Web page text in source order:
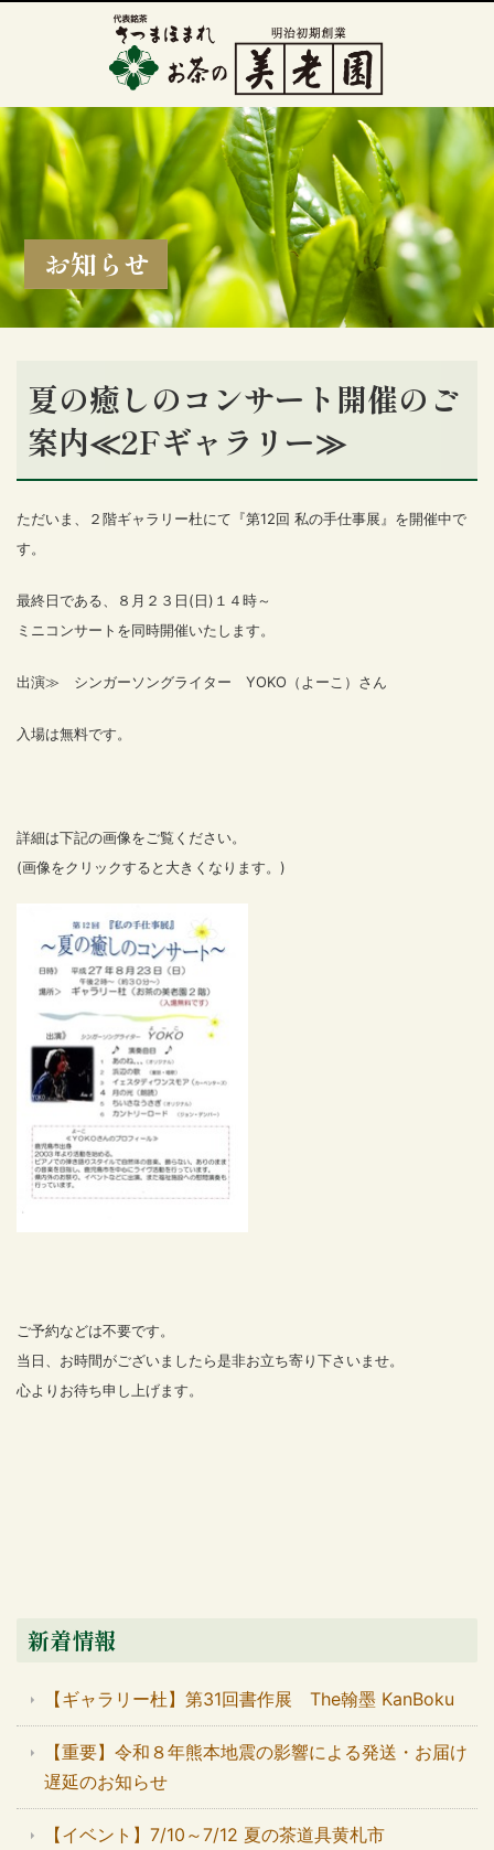
お知らせ
夏の癒しのコンサート開催のご
案内≪2Fギャラリー≫
ただいま、２階ギャラリー杜にて『第12回 私の手仕事展』を開催中で
す。
最終日である、
８月２３日(日)１４時～
ミニコンサートを同時開催いたします。
出演≫ シンガーソングライター YОKО（よーこ）さん
入場は無料です。
詳細は下記の画像をご覧ください。
(画像をクリックすると大きくなります。)
ご予約などは不要です。
当日、お時間がございましたら是非お立ち寄り下さいませ。
心よりお待ち申し上げます。
新着情報
【ギャラリー杜】第31回書作展 The翰墨 KanBoku
【重要】令和８年熊本地震の影響による発送・お届け
遅延のお知らせ
【イベント】7/10～7/12 夏の茶道具黄札市